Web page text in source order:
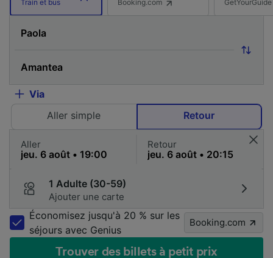
Train et bus Booking.com GetYourGuide
Via
Aller simple
Retour
Aller Retour
1 Adulte (30-59)
Ajouter une carte
Économisez jusqu'à 20 % sur les
séjours avec Genius
Booking.com
Trouver des billets à petit prix